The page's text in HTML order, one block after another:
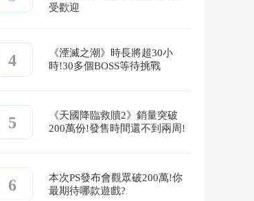
受歡迎
4
《湮滅之潮》時長將超30小
時!30多個BOSS等待挑戰
5
《天國降臨救贖2》銷量突破
200萬份!發售時間還不到兩周!
6
本次PS發布會觀眾破200萬!你
最期待哪款遊戲?